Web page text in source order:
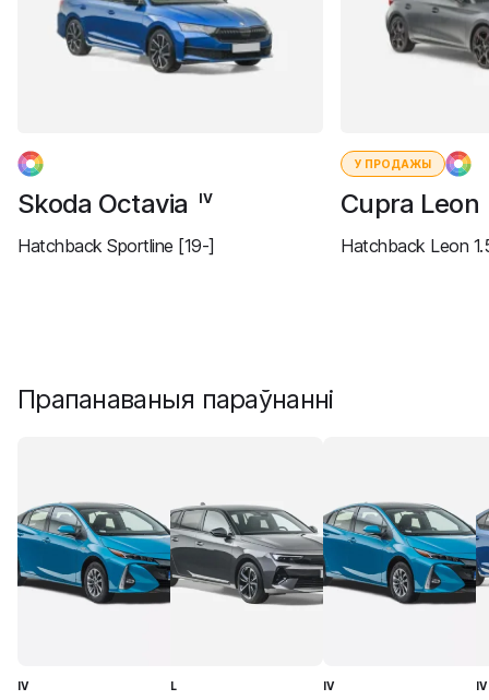
Skoda Octavia IV
Hatchback Sportline [19-]
У ПРОДАЖЫ
Cupra Leon
Hatchback Leon
Прапанаваныя параўнанні
IV L IV IV